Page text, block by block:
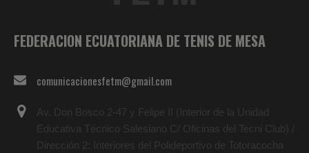
FEDERACION ECUATORIANA DE TENIS DE MESA
comunicacionesfetm@gmail.com
Av. Don Bosco 2-47 y Felipe II (Interior de la Unidad
Educativa Técnico Salesiano C/ Oficinas del Tecni Club) /
Dirección 2: Interiores del Polideportivo de Totoracocha